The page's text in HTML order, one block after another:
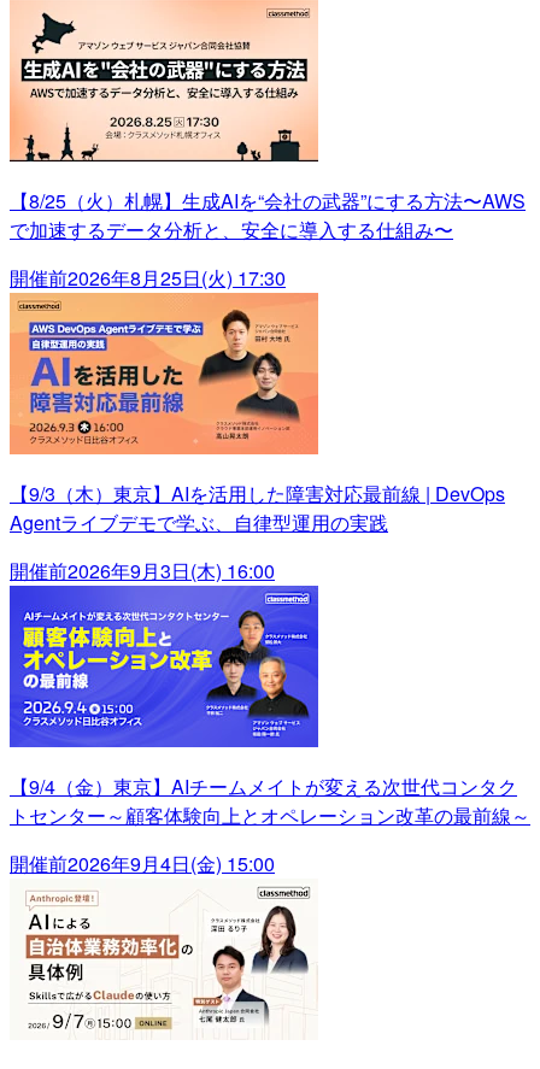
【8/25（火）札幌】生成AIを“会社の武器”にする方法〜AWS
で加速するデータ分析と、安全に導入する仕組み〜
開催前2026年8月25日(火) 17:30
【9/3（木）東京】AIを活用した障害対応最前線 | DevOps
Agentライブデモで学ぶ、自律型運用の実践
開催前2026年9月3日(木) 16:00
【9/4（金）東京】AIチームメイトが変える次世代コンタク
トセンター～顧客体験向上とオペレーション改革の最前線～
開催前2026年9月4日(金) 15:00